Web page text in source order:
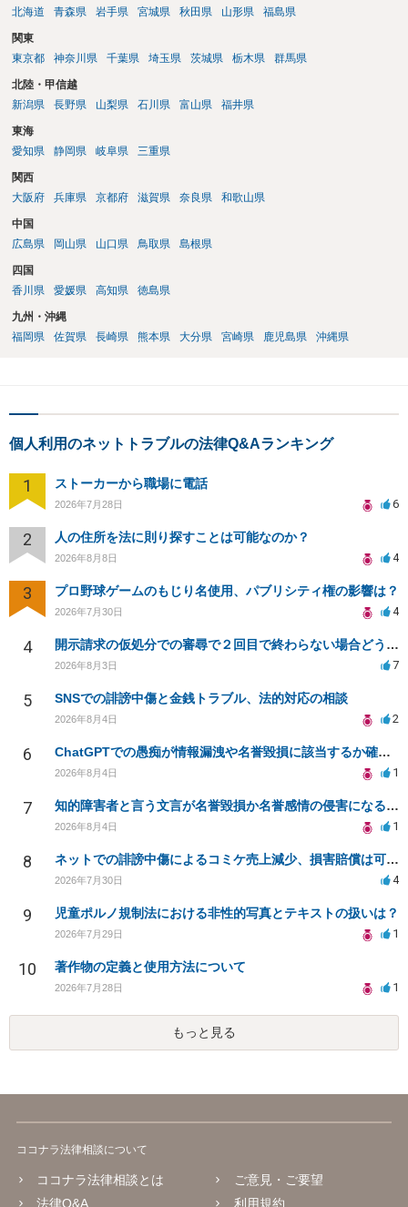
北海道
青森県 岩手県 宮城県 秋田県 山形県 福島県
関東
東京都
神奈川県 千葉県 埼玉県 茨城県 栃木県 群馬県
北陸・甲信越
新潟県
長野県 山梨県 石川県 富山県 福井県
東海
愛知県
静岡県 岐阜県 三重県
関西
大阪府
兵庫県 京都府 滋賀県 奈良県 和歌山県
中国
広島県
岡山県 山口県 鳥取県 島根県
四国
香川県
愛媛県 高知県 徳島県
九州・沖縄
福岡県
佐賀県 長崎県 熊本県 大分県 宮崎県 鹿児島県 沖縄県
個人利用のネットトラブルの法律Q&Aランキング
1 ストーカーから職場に電話
2026年7月28日 6
2 人の住所を法に則り探すことは可能なのか？
2026年8月8日 4
3 プロ野球ゲームのもじり名使用、パブリシティ権の影響は？
2026年7月30日 4
4 開示請求の仮処分での審尋で２回目で終わらない場合どうしたらいいですか
2026年8月3日 7
5 SNSでの誹謗中傷と金銭トラブル、法的対応の相談
2026年8月4日 2
6 ChatGPTでの愚痴が情報漏洩や名誉毀損に該当するか確認したい
2026年8月4日 1
7 知的障害者と言う文言が名誉毀損か名誉感情の侵害になるか教えてほしい。
2026年8月4日 1
8 ネットでの誹謗中傷によるコミケ売上減少、損害賠償は可能か？
2026年7月30日 4
9 児童ポルノ規制法における非性的写真とテキストの扱いは？
2026年7月29日 1
10 著作物の定義と使用方法について
2026年7月28日 1
もっと見る
ココナラ法律相談について
ココナラ法律相談とは
法律Q&A
ご意見・ご要望
利用規約